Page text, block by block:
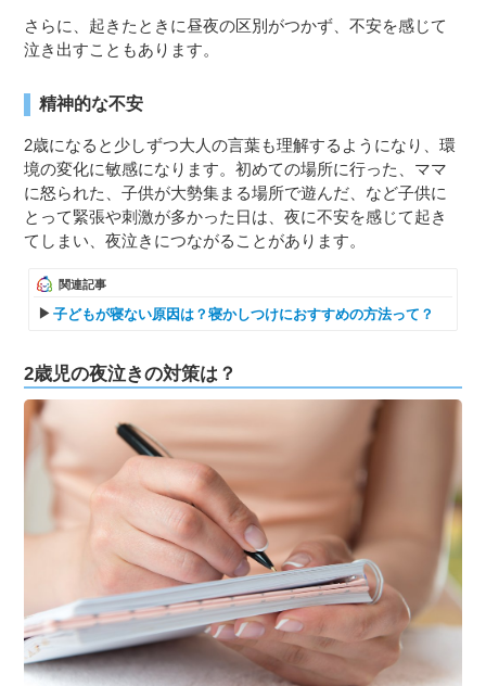
さらに、起きたときに昼夜の区別がつかず、不安を感じて
泣き出すこともあります。
精神的な不安
2歳になると少しずつ大人の言葉も理解するようになり、環
境の変化に敏感になります。初めての場所に行った、ママ
に怒られた、子供が大勢集まる場所で遊んだ、など子供に
とって緊張や刺激が多かった日は、夜に不安を感じて起き
てしまい、夜泣きにつながることがあります。
関連記事
子どもが寝ない原因は？寝かしつけにおすすめの方法って？
2歳児の夜泣きの対策は？